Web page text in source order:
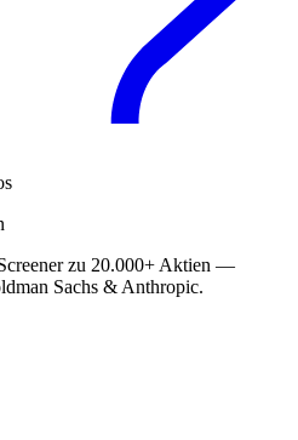
zu 20.000+ Aktien —
Sachs & Anthropic.